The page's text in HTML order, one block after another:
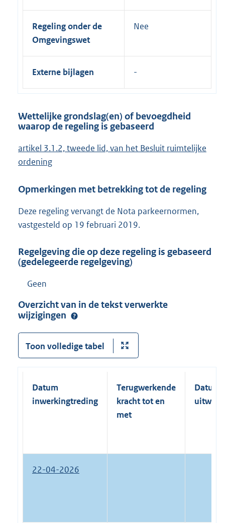
Regeling onder de
Omgevingswet
Nee
Externe bijlagen
Wettelijke grondslag(en) of bevoegdheid
waarop de regeling is gebaseerd
artikel 3.1.2, tweede lid, van het Besluit ruimtelijke
ordening
Opmerkingen met betrekking tot de regeling
Deze regeling vervangt de Nota parkeernormen,
vastgesteld op 19 februari 2019.
Regelgeving die op deze regeling is gebaseerd
(gedelegeerde regelgeving)
Geen
Overzicht van in de tekst verwerkte
wijzigingen
Toon volledige tabel
Datum
inwerkingtreding
Terugwerkende
kracht tot en
met
Datum
22-04-2026